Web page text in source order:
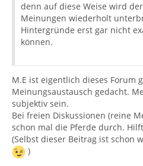
denn auf diese Weise wird
Meinungen wiederholt
Hintergründe erst gar nicht
können.
M.E ist eigentlich dieses Forum
Meinungsaustausch gedacht.
subjektiv sein.
Bei freien Diskussionen (reine
schon mal die Pferde durch.
(Selbst dieser Beitrag ist schon
)